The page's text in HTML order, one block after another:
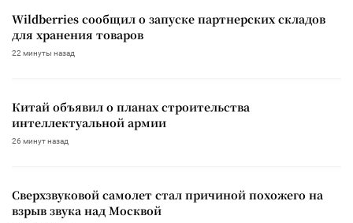
Wildberries сообщил о запуске партнерских складов
для хранения товаров
22 минуты назад
Китай объявил о планах строительства
интеллектуальной армии
26 минут назад
Сверхзвуковой самолет стал причиной похожего на
взрыв звука над Москвой